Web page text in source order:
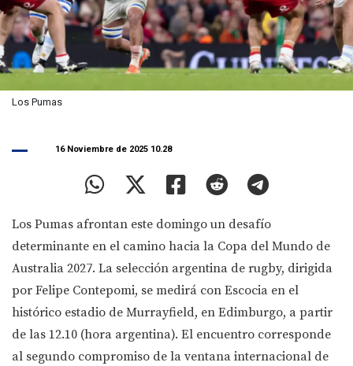
Los Pumas
16 Noviembre de 2025 10.28
Los Pumas afrontan este domingo un desafío
determinante en el camino hacia la Copa del Mundo de
Australia 2027. La selección argentina de rugby, dirigida
por Felipe Contepomi, se medirá con Escocia en el
histórico estadio de Murrayfield, en Edimburgo, a partir
de las 12.10 (hora argentina). El encuentro corresponde
al segundo compromiso de la ventana internacional de